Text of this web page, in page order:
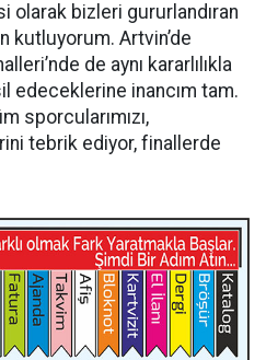
olarak bizleri gururlandıran
kutluyorum. Artvin’de
de aynı kararlılıkla
edeceklerine inancım tam.
sporcularımızı,
tebrik ediyor, finallerde